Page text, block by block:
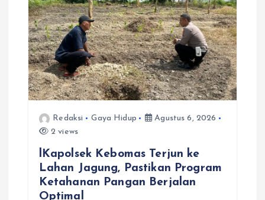
Redaksi Gaya Hidup
Agustus 6, 2026
2 views
lKapolsek Kebomas Terjun ke
Lahan Jagung, Pastikan Program
Ketahanan Pangan Berjalan
Optimal